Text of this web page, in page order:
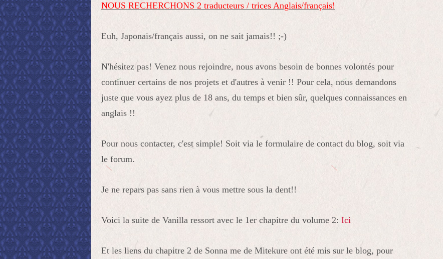
NOUS RECHERCHONS 2 traducteurs / trices Anglais/français!
Euh, Japonais/français aussi, on ne sait jamais!! ;-)
N'hésitez pas! Venez nous rejoindre, nous avons besoin de bonnes volontés pour
continuer certains de nos projets et d'autres à venir !! Pour cela, nous demandons
juste que vous ayez plus de 18 ans, du temps et bien sûr, quelques connaissances en
anglais !!
Pour nous contacter, c'est simple! Soit via le formulaire de contact du blog, soit via
le forum.
Je ne repars pas sans rien à vous mettre sous la dent!!
Voici la suite de Vanilla ressort avec le 1er chapitre du volume 2: Ici
Et les liens du chapitre 2 de Sonna me de Mitekure ont été mis sur le blog, pour